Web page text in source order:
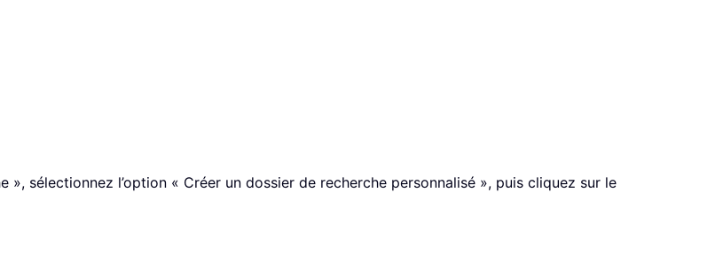
sélectionnez l’option « Créer un dossier de recherche personnalisé », puis cliquez sur le